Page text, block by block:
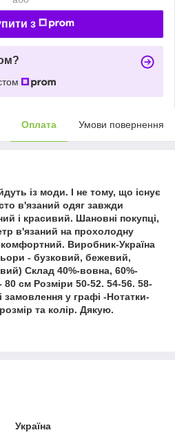
з
Оплата Умови повернення
із моди. І не тому, що існує
в'язаний одяг завжди
і красивий. Шановні покупці,
в'язаний на прохолодну
Виробник-Україна
- бузковий, бежевий,
Склад 40%-вовна, 60%-
см Розміри 50-52. 54-56. 58-
у графі -Нотатки-
та колір. Дякую.
Україна